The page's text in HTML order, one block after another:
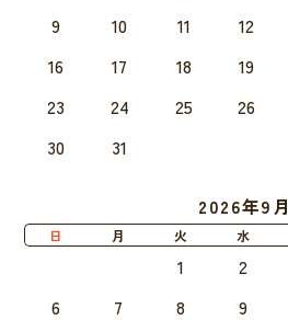
9
10 11 12
16
17 18 19
23
24 25 26
30
31
2026年9月
日 月 火 水
1 2
6
7 8 9